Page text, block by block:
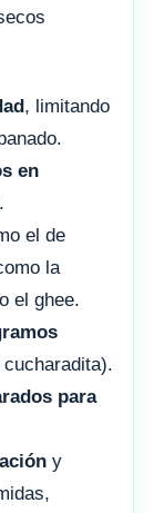
, limitando
en
el de
la
el ghee.
para
y